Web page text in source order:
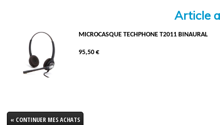
Article
MICROCASQUE TECHPHONE T2011 BINAURAL
95,50 €
« CONTINUER MES ACHATS